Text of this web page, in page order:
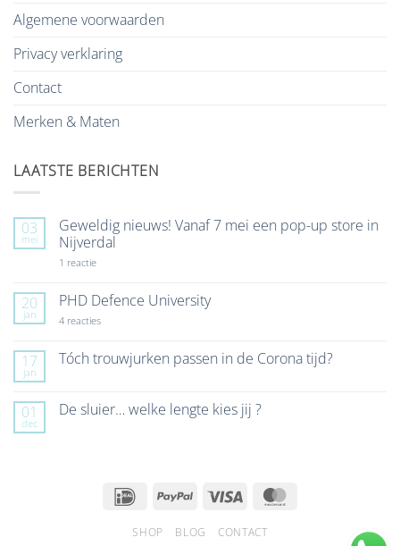
Algemene voorwaarden
Privacy verklaring
Contact
Merken & Maten
LAATSTE BERICHTEN
03
mei
Geweldig nieuws! Vanaf 7 mei een pop-up store in
Nijverdal
1 reactieop
Vanaf
7
mei
up
store
20
jan
PHD Defence University
4 reactiesop
University
17
jan
Tóch trouwjurken passen in de Corona tijd?
Tóch
01
dec
De sluier… welke lengte kies jij ?
IDeal PayPal Visa
SHOP BLOG CONTACT